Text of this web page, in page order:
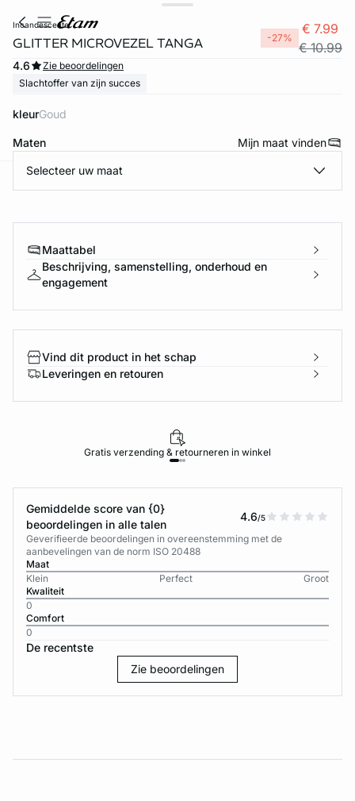
incandescente
GLITTER MICROVEZEL TANGA -27%
€ 7.99
€ 10.99
4.6
Zie beoordelingen
Slachtoffer van zijn succes
kleur goud
Maten Mijn maat vinden
Selecteer uw maat
Maattabel
Beschrijving, samenstelling, onderhoud en
engagement
Vind dit product in het schap
Leveringen en retouren
Gratis verzending & retourneren in winkel
Gemiddelde score van {0}
beoordelingen in alle talen
4.6/5
Geverifieerde beoordelingen in overeenstemming met de
aanbevelingen van de norm ISO 20488
Maat
Klein
Perfect
Groot
Kwaliteit
0
Comfort
0
De recentste
Zie beoordelingen